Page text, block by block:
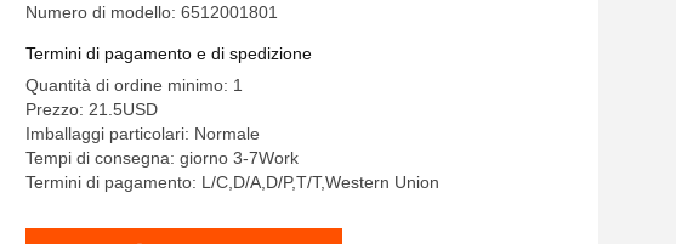
Numero di modello: 6512001801
Termini di pagamento e di spedizione
Quantità di ordine minimo: 1
Prezzo: 21.5USD
Imballaggi particolari: Normale
Tempi di consegna: giorno 3-7Work
Termini di pagamento: L/C,D/A,D/P,T/T,Western Union